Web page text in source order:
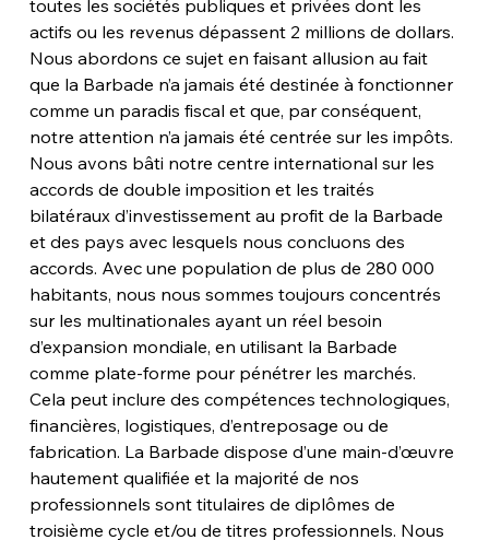
toutes les sociétés publiques et privées dont les
actifs ou les revenus dépassent 2 millions de dollars.
Nous abordons ce sujet en faisant allusion au fait
que la Barbade n’a jamais été destinée à fonctionner
comme un paradis fiscal et que, par conséquent,
notre attention n’a jamais été centrée sur les impôts.
Nous avons bâti notre centre international sur les
accords de double imposition et les traités
bilatéraux d’investissement au profit de la Barbade
et des pays avec lesquels nous concluons des
accords. Avec une population de plus de 280 000
habitants, nous nous sommes toujours concentrés
sur les multinationales ayant un réel besoin
d’expansion mondiale, en utilisant la Barbade
comme plate-forme pour pénétrer les marchés.
Cela peut inclure des compétences technologiques,
financières, logistiques, d’entreposage ou de
fabrication. La Barbade dispose d’une main-d’œuvre
hautement qualifiée et la majorité de nos
professionnels sont titulaires de diplômes de
troisième cycle et/ou de titres professionnels. Nous